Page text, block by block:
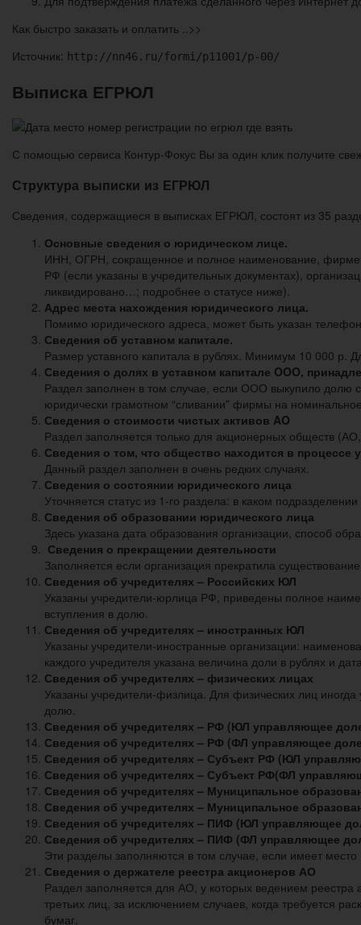
Как быстро заказать и оплатить ..>>
Источник: http://nn46.ru/formi/p11001/p-00/
Выписка ЕГРЮЛ
С помощью сервиса Контур-Фокус Вы за один клик получите
Структура выписки из ЕГРЮЛ
Сведения, содержащиеся в выписках ЕГРЮЛ, состоят из 35
Основные сведения о юридическом лице.
ИНН, ОГРН, сокращенное и полное наименование,
РФ (если указаны в учредительных документах),
ликвидировано…; подробнее о статусе ниже).
Адрес места нахождения юридического лица.
Помимо юридического адреса, может быть указан
Сведения об уставном капитале.
Размер уставного капитала в рублях. Минимум 10 000 р.
Сведения о долях в уставном капитале OOO,
Раздел заполнен в том случае, если ООО выкупило долю
юридически грамотном “сливании” фирмы на
Сведения о стоимости чистых активов AO
Раздел заполняется только для акционерных обществ
Сведения о том, что общество находится в процессе
Данный раздел заполнен в очень редких случаях.
Сведения о состоянии юридического лица
Уточняется статус из 1-го раздела: в каком
Сведения об образовании юридического лица
Здесь указана дата образования организации, способ
Сведения о прекращении деятельности
Заполняется если организация прекратила
Сведения об учредителях – Российских ЮЛ
Указаны учредители-юрлица РФ, приведены полное
вступления в долю.
Сведения об учредителях – иностранных ЮЛ
Указаны учредители-иностранные организации:
каждого учредителя указана величина доли в рублях и
Сведения об учредителях – физических лицах
Указаны учредители-физлица. Для физических лиц
долю.
Сведения об учредителях – РФ (ЮЛ управляющее
Сведения об учредителях – РФ (ФЛ управляющее
Сведения об учредителях – Субъект РФ (ЮЛ
Сведения об учредителях – Субъект РФ(ФЛ
Сведения об учредителях – Муниципальное
Сведения об учредителях – Муниципальное
Сведения об учредителях – ПИФ (ЮЛ управляющее
Сведения об учредителях – ПИФ (ФЛ управляющее
Эти разделы заполняются в том случае, если имеет
Сведения о держателе реестра акционеров АО
Раздел заполняется для АО, у которых ведением
третьих лиц, за исключением случаев, когда требуется
бумаг.